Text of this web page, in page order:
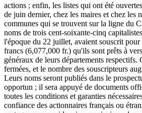
actions ; enfin, les listes qui ont été
de juin dernier, chez les maires et chez les
communes qui se trouvent sur la ligne du
noms de trois cent-soixante-cinq
l'époque du 22 juillet, avaient souscrit
francs (6,077,000 fr.) qu'ils sont prêts à
généraux de leurs départements respectifs.
fermées, et le nombre des souscripteurs
Leurs noms seront publiés dans le
opportun ; il sera appuyé de documents
toutes les conditions et garanties
confiance des actionnaires français ou